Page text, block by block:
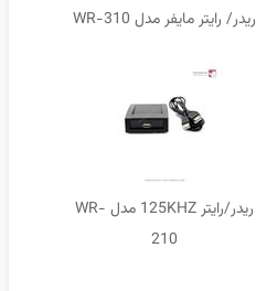
ریدر/ رایتر مایفر مدل WR-310
ریدر/رایتر 125KHZ مدل WR-
210